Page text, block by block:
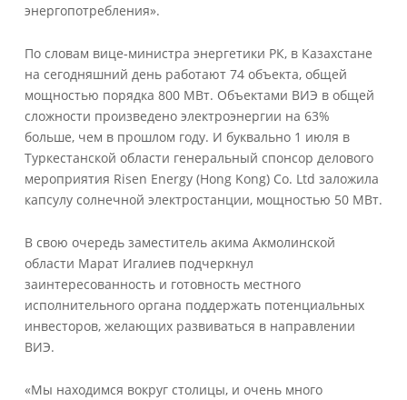
энергопотребления».
По словам вице-министра энергетики РК, в Казахстане
на сегодняшний день работают 74 объекта, общей
мощностью порядка 800 МВт. Объектами ВИЭ в общей
сложности произведено электроэнергии на 63%
больше, чем в прошлом году. И буквально 1 июля в
Туркестанской области генеральный спонсор делового
мероприятия Risen Energy (Hong Kong) Co. Ltd заложила
капсулу солнечной электростанции, мощностью 50 МВт.
В свою очередь заместитель акима Акмолинской
области Марат Игалиев подчеркнул
заинтересованность и готовность местного
исполнительного органа поддержать потенциальных
инвесторов, желающих развиваться в направлении
ВИЭ.
«Мы находимся вокруг столицы, и очень много